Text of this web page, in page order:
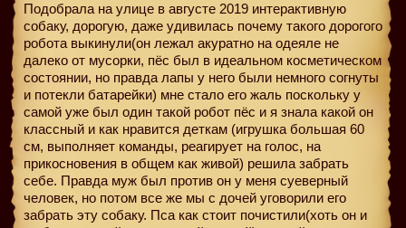
Подобрала на улице в августе 2019 интерактивную
собаку, дорогую, даже удивилась почему такого дорогого
робота выкинули(он лежал акуратно на одеяле не
далеко от мусорки, пёс был в идеальном косметическом
состоянии, но правда лапы у него были немного согнуты
и потекли батарейки) мне стало его жаль поскольку у
самой уже был один такой робот пёс и я знала какой он
классный и как нравится деткам (игрушка большая 60
см, выполняет команды, реагирует на голос, на
прикосновения в общем как живой) решила забрать
себе. Правда муж был против он у меня суеверный
человек, но потом все же мы с дочей уговорили его
забрать эту собаку. Пса как стоит почистили(хоть он и